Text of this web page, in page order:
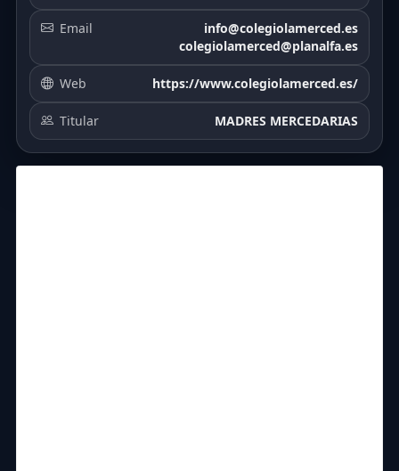
Email
info@colegiolamerced.es
colegiolamerced@planalfa.es
Web https://www.colegiolamerced.es/
Titular MADRES MERCEDARIAS